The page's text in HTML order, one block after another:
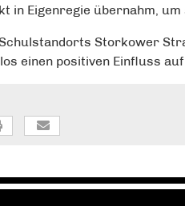
in Eigenregie übernahm,
Storkower
einen positiven Einfluss